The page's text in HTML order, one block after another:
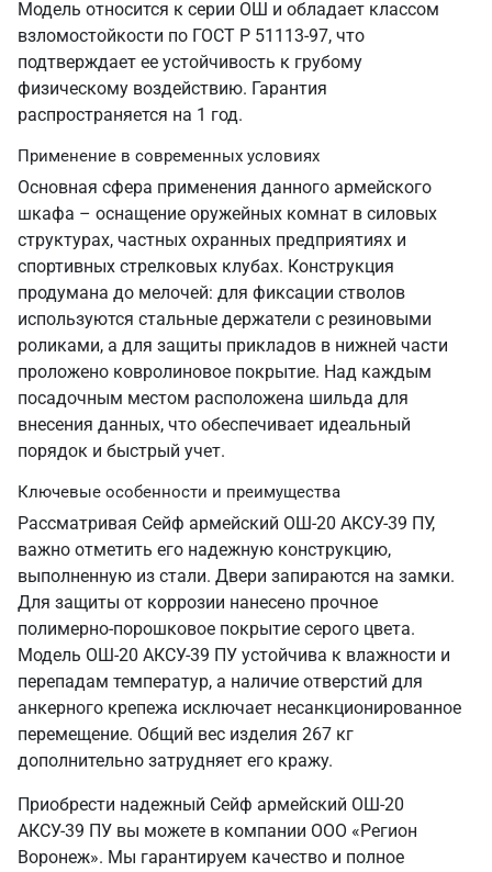
Модель относится к серии ОШ и обладает классом
взломостойкости по ГОСТ Р 51113-97, что
подтверждает ее устойчивость к грубому
физическому воздействию. Гарантия
распространяется на 1 год.
Применение в современных условиях
Основная сфера применения данного армейского
шкафа – оснащение оружейных комнат в силовых
структурах, частных охранных предприятиях и
спортивных стрелковых клубах. Конструкция
продумана до мелочей: для фиксации стволов
используются стальные держатели с резиновыми
роликами, а для защиты прикладов в нижней части
проложено ковролиновое покрытие. Над каждым
посадочным местом расположена шильда для
внесения данных, что обеспечивает идеальный
порядок и быстрый учет.
Ключевые особенности и преимущества
Рассматривая Сейф армейский ОШ-20 АКСУ-39 ПУ,
важно отметить его надежную конструкцию,
выполненную из стали. Двери запираются на замки.
Для защиты от коррозии нанесено прочное
полимерно-порошковое покрытие серого цвета.
Модель ОШ-20 АКСУ-39 ПУ устойчива к влажности и
перепадам температур, а наличие отверстий для
анкерного крепежа исключает несанкционированное
перемещение. Общий вес изделия 267 кг
дополнительно затрудняет его кражу.
Приобрести надежный Сейф армейский ОШ-20
АКСУ-39 ПУ вы можете в компании ООО «Регион
Воронеж». Мы гарантируем качество и полное